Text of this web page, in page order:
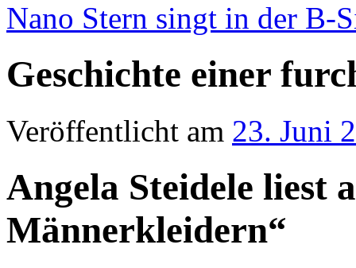
Nano Stern singt in der B-
Geschichte einer
Veröffentlicht am 23. Juni
Angela Steidele liest
Männerkleidern“